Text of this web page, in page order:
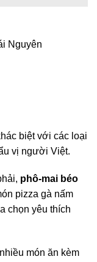
Nguyên
biệt với các loại
vị người Việt.
phô-mai béo
pizza gà nấm
chọn yêu thích
món ăn kèm